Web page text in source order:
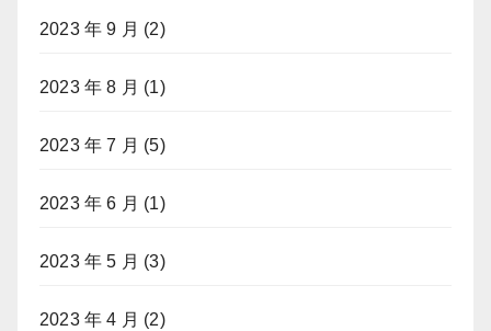
2023 年 9 月 (2)
2023 年 8 月 (1)
2023 年 7 月 (5)
2023 年 6 月 (1)
2023 年 5 月 (3)
2023 年 4 月 (2)